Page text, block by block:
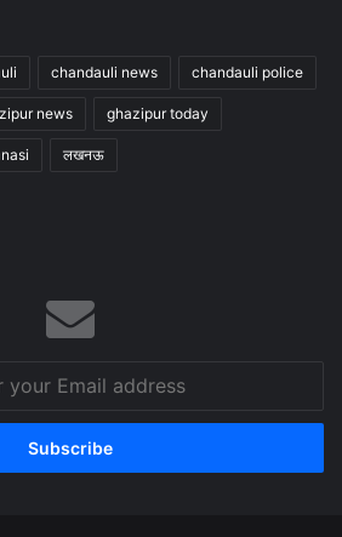
chandauli news chandauli police
news ghazipur today
लखनऊ